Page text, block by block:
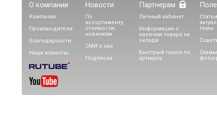
О компании
Компания
Производители
Благодарности
Наши клиенты
Новости
По
ассортименту,
стоимости,
новинкам
СМИ о нас
Подписка
Партнерам
Личный кабинет
Информация о
наличии товара на
складе
Быстрый поиск по
артикулу
темы